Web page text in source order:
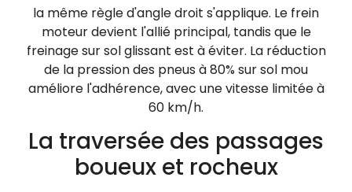
la même règle d'angle droit s'applique. Le frein
moteur devient l'allié principal, tandis que le
freinage sur sol glissant est à éviter. La réduction
de la pression des pneus à 80% sur sol mou
améliore l'adhérence, avec une vitesse limitée à
60 km/h.
La traversée des passages
boueux et rocheux